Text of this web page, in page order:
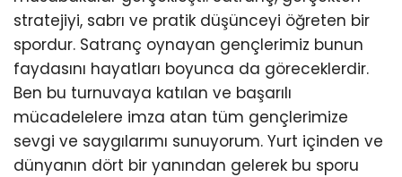
stratejiyi, sabrı ve pratik düşünceyi öğreten bir
spordur. Satranç oynayan gençlerimiz bunun
faydasını hayatları boyunca da göreceklerdir.
Ben bu turnuvaya katılan ve başarılı
mücadelelere imza atan tüm gençlerimize
sevgi ve saygılarımı sunuyorum. Yurt içinden ve
dünyanın dört bir yanından gelerek bu sporu